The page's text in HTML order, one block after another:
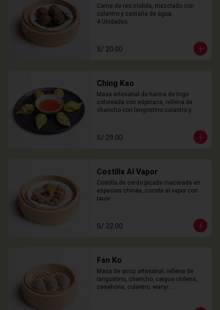
Carne de res molida, mezclado con
culantro y castaña de agua.
4 Unidades
S/ 20.00
Ching Kao
Masa artesanal de harina de trigo
coloreada con espinaca, rellena de
chancho con langostino culantro y
S/ 29.00
Costilla Al Vapor
Costilla de cerdo picada macerada en
especias chinas, cocida al vapor con
tausi
S/ 22.00
Fan Ko
Masa de arroz artesanal, rellena de
langostino, chancho, caigua chilena,
zanahoria, culantro, wanyi.